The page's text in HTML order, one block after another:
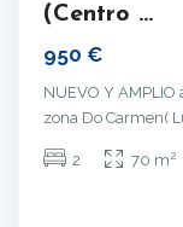
(Centro ...
950 €
NUEVO Y
zona Do Carmen(
2 70 m2